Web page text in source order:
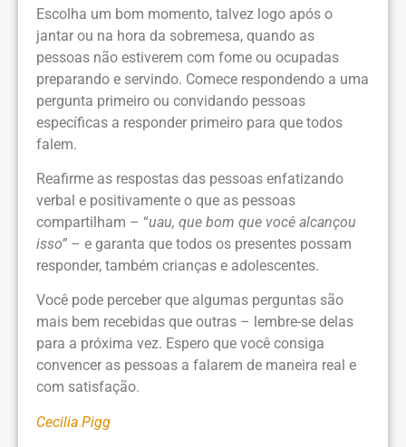
Escolha um bom momento, talvez logo após o
jantar ou na hora da sobremesa, quando as
pessoas não estiverem com fome ou ocupadas
preparando e servindo. Comece respondendo a uma
pergunta primeiro ou convidando pessoas
específicas a responder primeiro para que todos
falem.
Reafirme as respostas das pessoas enfatizando
verbal e positivamente o que as pessoas
compartilham – “uau, que bom que você alcançou
isso” – e garanta que todos os presentes possam
responder, também crianças e adolescentes.
Você pode perceber que algumas perguntas são
mais bem recebidas que outras – lembre-se delas
para a próxima vez. Espero que você consiga
convencer as pessoas a falarem de maneira real e
com satisfação.
Cecilia Pigg